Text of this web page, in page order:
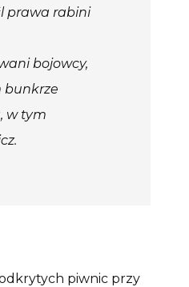
prawa rabini
bojowcy,
bunkrze
w tym
piwnic przy